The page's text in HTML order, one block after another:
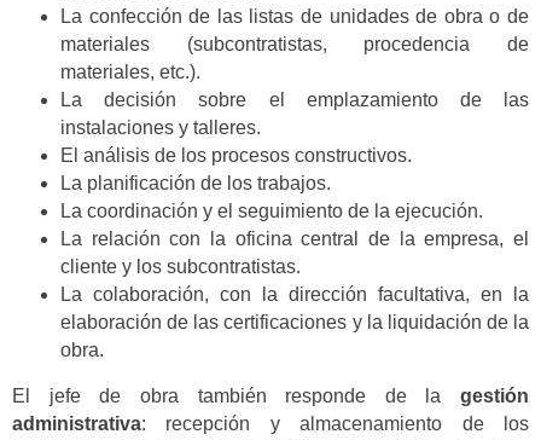
La confección de las listas de unidades de obra o de
materiales (subcontratistas, procedencia de
materiales, etc.).
La decisión sobre el emplazamiento de las
instalaciones y talleres.
El análisis de los procesos constructivos.
La planificación de los trabajos.
La coordinación y el seguimiento de la ejecución.
La relación con la oficina central de la empresa, el
cliente y los subcontratistas.
La colaboración, con la dirección facultativa, en la
elaboración de las certificaciones y la liquidación de la
obra.
El jefe de obra también responde de la gestión
administrativa: recepción y almacenamiento de los